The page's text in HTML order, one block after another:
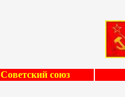
Советский союз